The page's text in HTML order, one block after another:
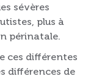
sévères
plus à
périnatale.
ces différentes
différences de